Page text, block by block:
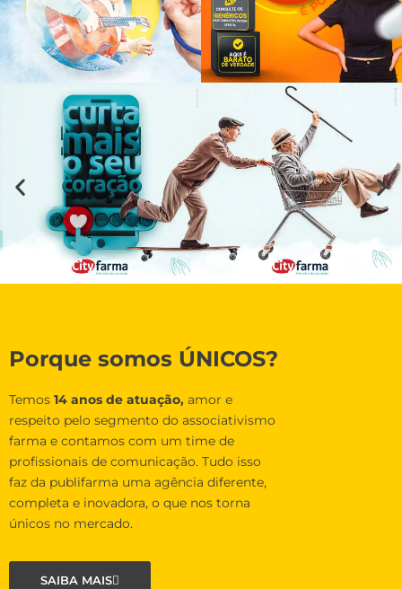
Porque somos ÚNICOS?
Temos 14 anos de atuação, amor e
respeito pelo segmento do associativismo
farma e contamos com um time de
profissionais de comunicação. Tudo isso
faz da publifarma uma agência diferente,
completa e inovadora, o que nos torna
únicos no mercado.
SAIBA MAIS